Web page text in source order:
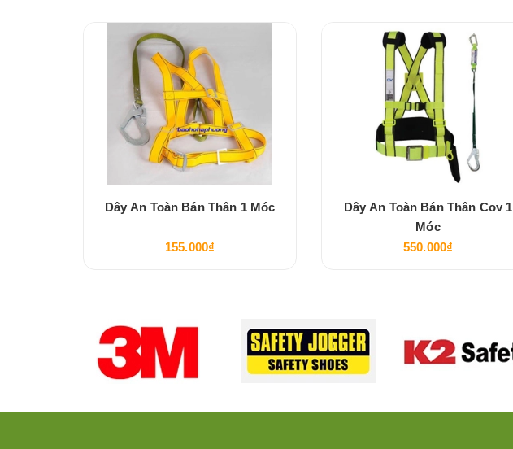
Dây An Toàn Bán Thân 1 Móc
155.000₫
Dây An Toàn Bán Thân Cov 1
Móc
550.000₫